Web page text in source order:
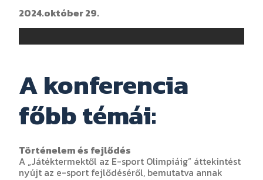
2024.október 29.
A konferencia
főbb témái:
Történelem és fejlődés
A „Játéktermektől az E-sport Olimpiáig” áttekintést
nyújt az e-sport fejlődéséről, bemutatva annak